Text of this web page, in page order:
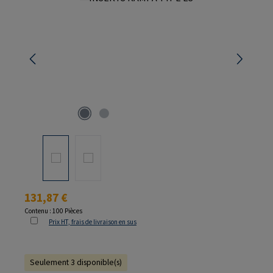
Prix régulier :
131,87 €
Contenu : 100 Pièces
Prix HT, frais de livraison en sus
Seulement 3 disponible(s)